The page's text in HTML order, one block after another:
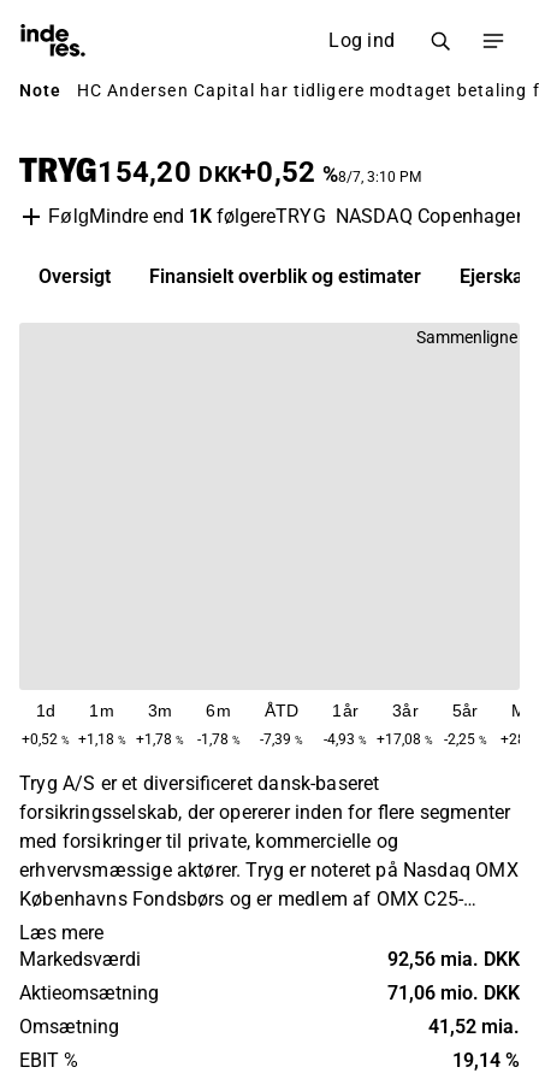
Log ind
Note HC Andersen Capital har tidligere modtaget
TRYG154,20 DKK+0,52 %8/7, 3:10 PM
FølgMindre end 1K følgereTRYG NASDAQ Copenhagen
Oversigt Finansielt overblik og estimater Ejerskab
Sammenligne
1d
+0,52 %
1m
+1,18 %
3m
+1,78 %
6m
-1,78 %
ÅTD
-7,39 %
1år
-4,93 %
3år
+17,08 %
5år
-2,25 %
Tryg A/S er et diversificeret dansk-baseret
forsikringsselskab, der opererer inden for flere segmenter
med forsikringer til private, kommercielle og
erhvervsmæssige aktører. Tryg er noteret på Nasdaq OMX
Københavns Fondsbørs og er medlem af OMX C25-
indekset. Tryg er det største skadesforsikringsselskab i
Skandinavien med en førende markedsposition i
Danmark og top 3 positioner i Norge og Sverige efter
overtagelsen af Codan i Norge og Trygg-Hansa i Sverige.
Tryg servicerer mere end 5 millioner kunder på tværs af
sine aktive markeder, og omsætningen er primært drevet
Læs mere
Markedsværdi
92,56 mia. DKK
Aktieomsætning
71,06 mio. DKK
Omsætning
41,52 mia.
EBIT %
19,14 %